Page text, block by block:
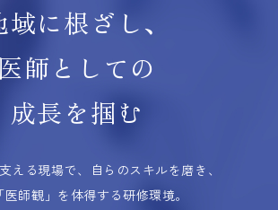
域に根ざし、
医師としての
成長を掴む
える現場で、自らのスキルを磨き、
医師観」を体得する研修環境。